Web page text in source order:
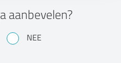
aanbevelen?
NEE